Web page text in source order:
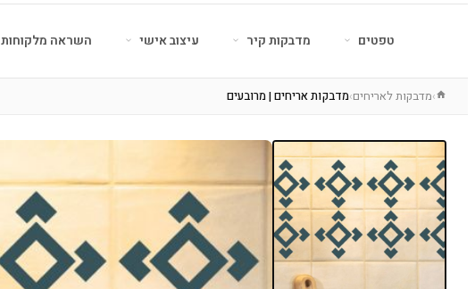
טפטים מדבקות קיר עיצוב אישי השראה מלקוחות
›מדבקות לאריחים›מדבקות אריחים | מרובעים